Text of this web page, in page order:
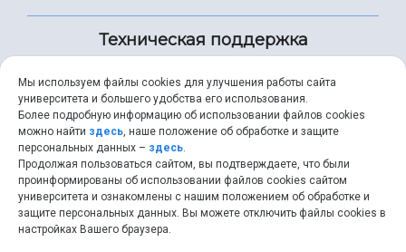
Техническая поддержка
+7 (846) 267-49-99
help@ssau.ru
Мы используем файлы cookies для улучшения работы сайта
университета и большего удобства его использования.
Более подробную информацию об использовании файлов cookies
можно найти здесь, наше положение об обработке и защите
персональных данных – здесь.
Продолжая пользоваться сайтом, вы подтверждаете, что были
проинформированы об использовании файлов cookies сайтом
университета и ознакомлены с нашим положением об обработке и
защите персональных данных. Вы можете отключить файлы cookies в
настройках Вашего браузера.